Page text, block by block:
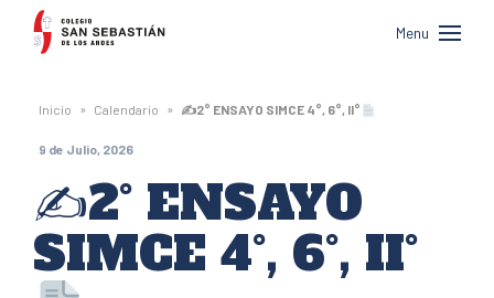
Colegio
San
Sebastián
de
Andes
Menu
Inicio » Calendario » ✍2° ENSAYO SIMCE 4°, 6°, II°
9 de Julio, 2026
✍2° ENSAYO
SIMCE 4°, 6°, II°